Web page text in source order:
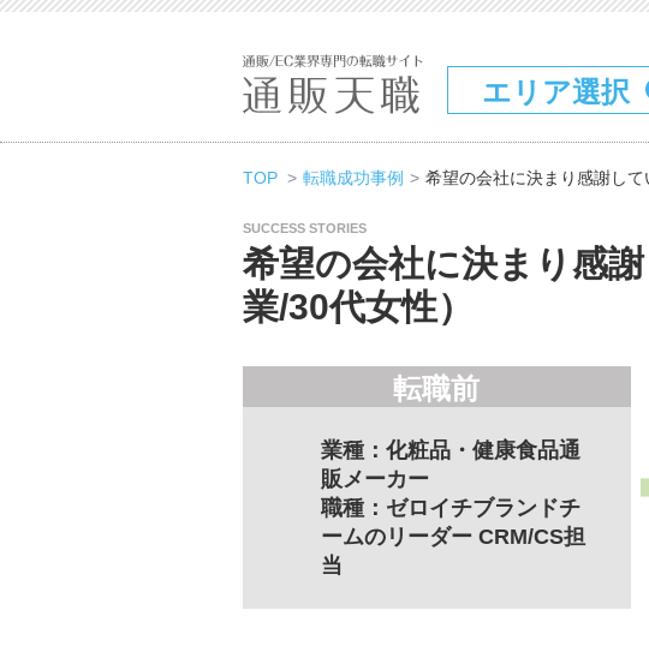
エリア選択
TOP 転職成功事例 希望の会社に決まり感謝して
SUCCESS STORIES
希望の会社に決まり感
業/30代女性）
転職前
業種：化粧品・健康食品通
販メーカー
職種：ゼロイチブランドチ
ームのリーダー CRM/CS担
当